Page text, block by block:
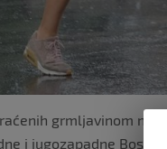
grmljavinom na
i jugozapadne Bosne